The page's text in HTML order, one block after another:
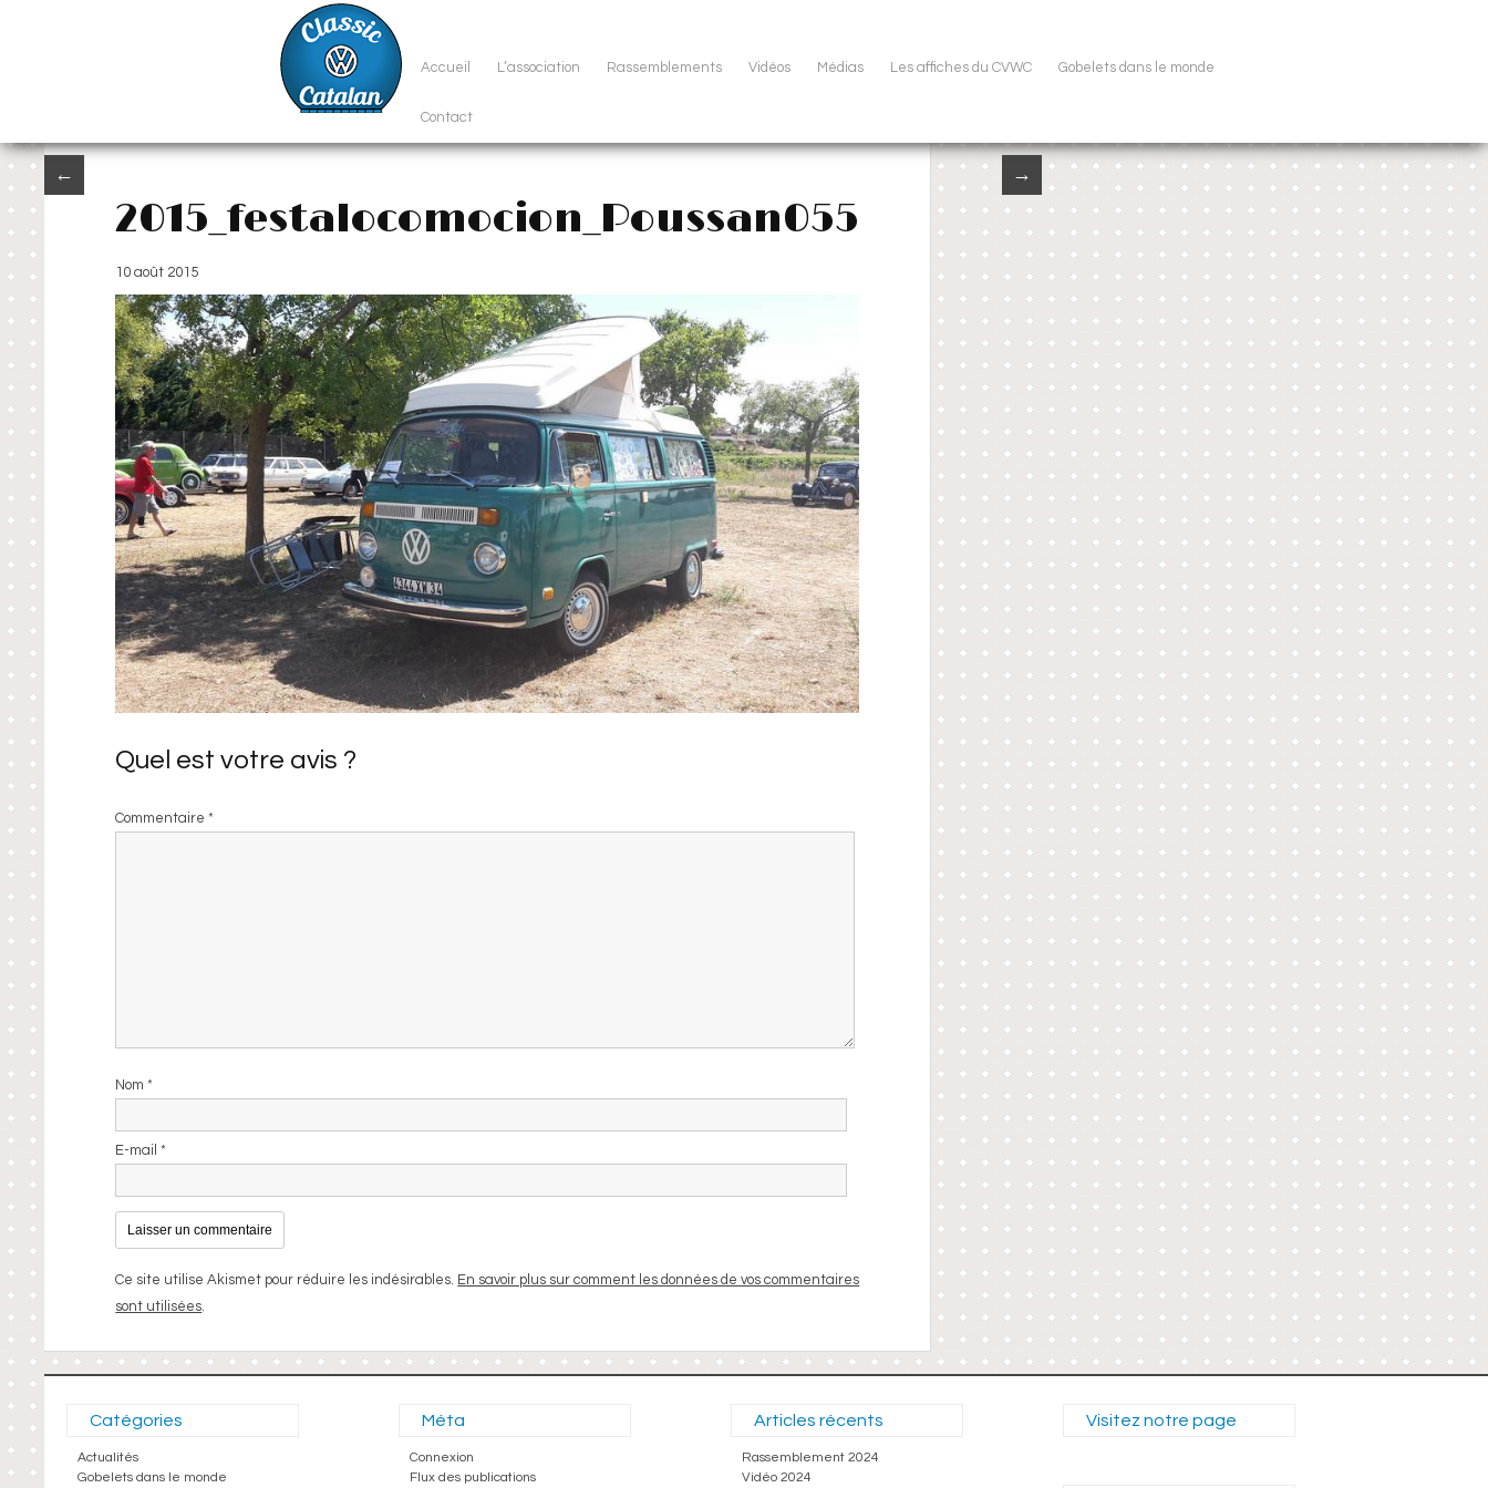
Accueil L’association Rassemblements Vidéos Médias Les affiches du CVWC Gobelets dans le monde
Contact
← →
2015_festalocomocion_Poussan055
10 août 2015
Quel est votre avis ?
Commentaire*
Nom*
E-mail*
Ce site utilise Akismet pour réduire les indésirables. En savoir plus sur comment les données de vos commentaires
sont utilisées.
Catégories
Actualités
Gobelets dans le monde
Méta
Connexion
Flux des publications
Articles récents
Rassemblement 2024
Vidéo 2024
Visitez notre page